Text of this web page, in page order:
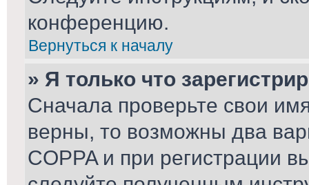
конференцию.
Вернуться к началу
» Я только что
Сначала проверьте свои
верны, то возможны два
COPPA и при регистрации